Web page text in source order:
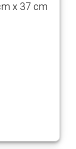
x 37 cm